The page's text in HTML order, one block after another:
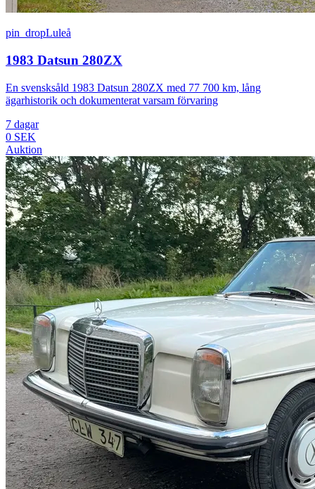
pin_dropLuleå
1983 Datsun 280ZX
En svensksåld 1983 Datsun 280ZX med 77 700 km, lång
ägarhistorik och dokumenterat varsam förvaring
7 dagar
0 SEK
Auktion